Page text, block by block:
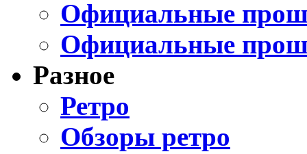
Официальные
Официальные
Разное
Ретро
Обзоры ретро